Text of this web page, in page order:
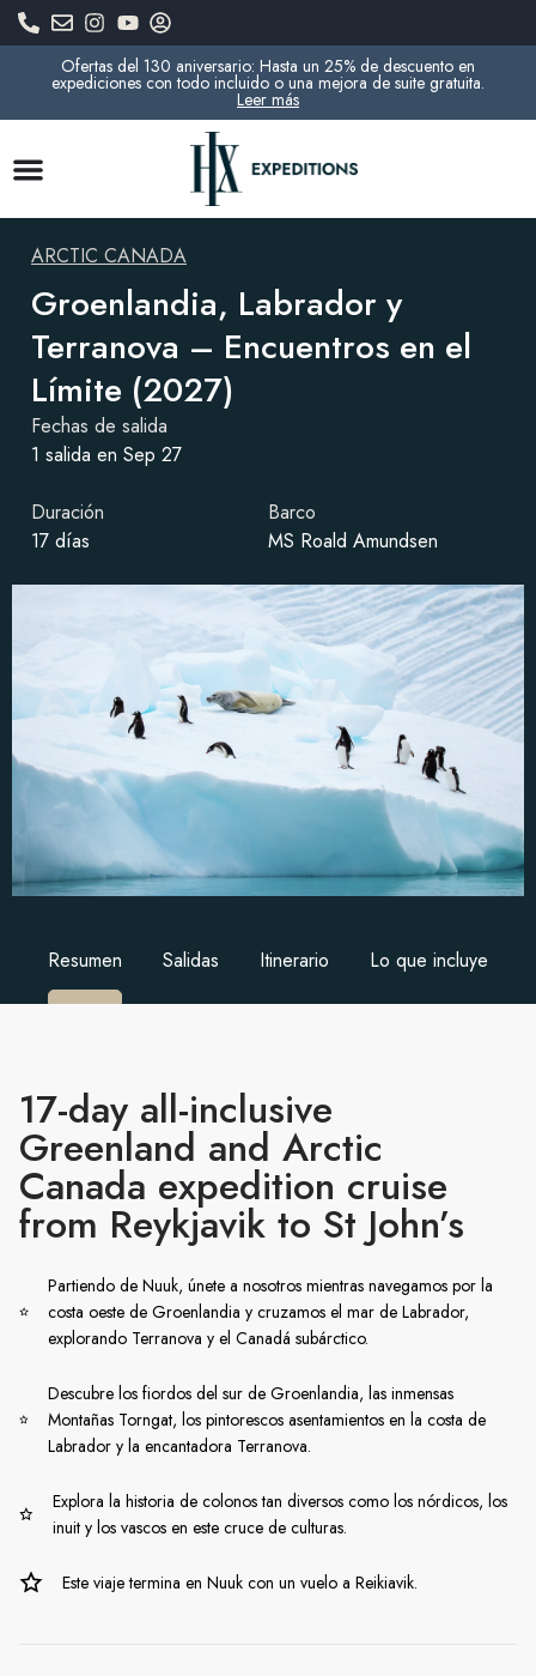
Ofertas del 130 aniversario: Hasta un 25% de descuento en
expediciones con todo incluido o una mejora de suite gratuita.
Leer más
ARCTIC CANADA
Groenlandia, Labrador y
Terranova – Encuentros en el
Límite (2027)
Fechas de salida
1 salida en Sep 27
Duración
17 días
Barco
MS Roald Amundsen
Resumen Salidas Itinerario Lo que incluye
17-day all-inclusive
Greenland and Arctic
Canada expedition cruise
from Reykjavik to St John’s
Partiendo de Nuuk, únete a nosotros mientras navegamos por la
costa oeste de Groenlandia y cruzamos el mar de Labrador,
explorando Terranova y el Canadá subárctico.
Descubre los fiordos del sur de Groenlandia, las inmensas
Montañas Torngat, los pintorescos asentamientos en la costa de
Labrador y la encantadora Terranova.
Explora la historia de colonos tan diversos como los nórdicos, los
inuit y los vascos en este cruce de culturas.
Este viaje termina en Nuuk con un vuelo a Reikiavik.